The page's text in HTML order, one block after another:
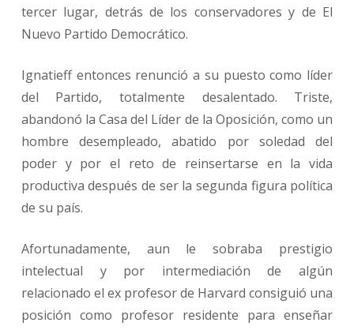
tercer lugar, detrás de los conservadores y de El
Nuevo Partido Democrático.
Ignatieff entonces renunció a su puesto como líder
del Partido, totalmente desalentado. Triste,
abandonó la Casa del Líder de la Oposición, como un
hombre desempleado, abatido por soledad del
poder y por el reto de reinsertarse en la vida
productiva después de ser la segunda figura política
de su país.
Afortunadamente, aun le sobraba prestigio
intelectual y por intermediación de algún
relacionado el ex profesor de Harvard consiguió una
posición como profesor residente para enseñar